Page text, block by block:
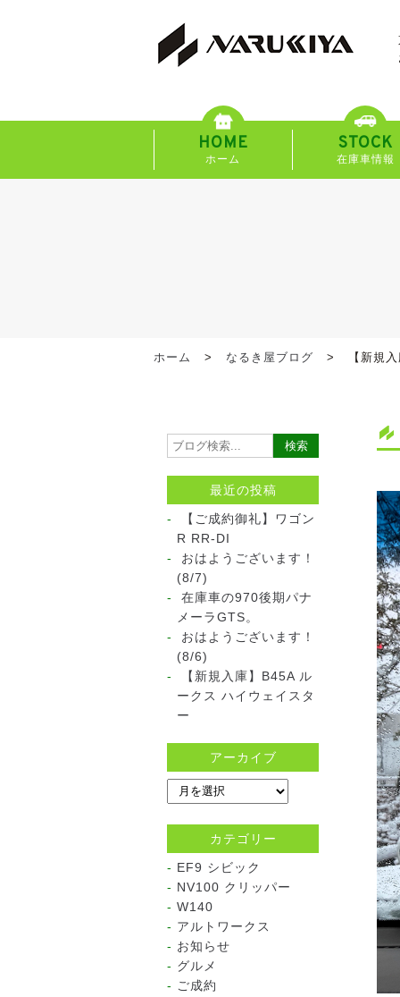
HOME
ホーム
STOCK
在庫車情報
ホーム なるき屋ブログ 【新規
最近の投稿
【ご成約御礼】ワゴン
R RR-DI
おはようございます！
(8/7)
在庫車の970後期パナ
メーラGTS。
おはようございます！
(8/6)
【新規入庫】B45A ル
ークス ハイウェイスタ
ー
アーカイブ
カテゴリー
EF9 シビック
NV100 クリッパー
W140
アルトワークス
お知らせ
グルメ
ご成約